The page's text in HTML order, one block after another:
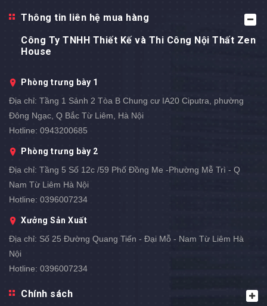
Thông tin liên hệ mua hàng
Công Ty TNHH Thiết Kế và Thi Công Nội Thất Zen
House
Phòng trưng bày 1
Địa chỉ: Tầng 1 Sảnh 2 Tòa B Chung cư IA20 Ciputra, phường
Đông Ngạc, Q Bắc Từ Liêm, Hà Nội
Hotline: 0943200685
Phòng trưng bày 2
Địa chỉ: Tầng 5 Số 12c /59 Phố Đồng Me -Phường Mễ Trì - Q
Nam Từ Liêm Hà Nội
Hotline: 0396007234
Xưởng Sản Xuất
Địa chỉ: Số 25 Đường Quang Tiến - Đại Mỗ - Nam Từ Liêm Hà
Nội
Hotline: 0396007234
Chính sách